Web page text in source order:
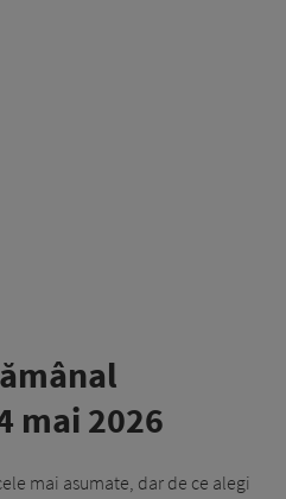
mai 2026
mai asumate, dar de ce alegi